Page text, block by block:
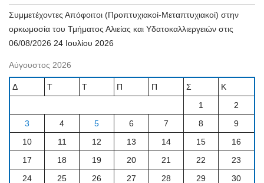
Συμμετέχοντες Απόφοιτοι (Προπτυχιακοί-Μεταπτυχιακοί) στην
ορκωμοσία του Τμήματος Αλιείας και Υδατοκαλλιεργειών στις
06/08/2026 24 Ιουλίου 2026
Αύγουστος 2026
Δ Τ Τ Π Π Σ
Κ
1
2
3
4 5 6 7 8
9
10
11 12 13 14 15
16
17
18 19 20 21 22
23
24
25 26 27 28 29
30